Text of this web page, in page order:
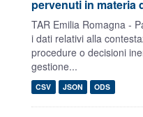
pervenuti in materia
TAR Emilia Romagna -
i dati relativi alla
procedure o decisioni
gestione...
CSV JSON ODS